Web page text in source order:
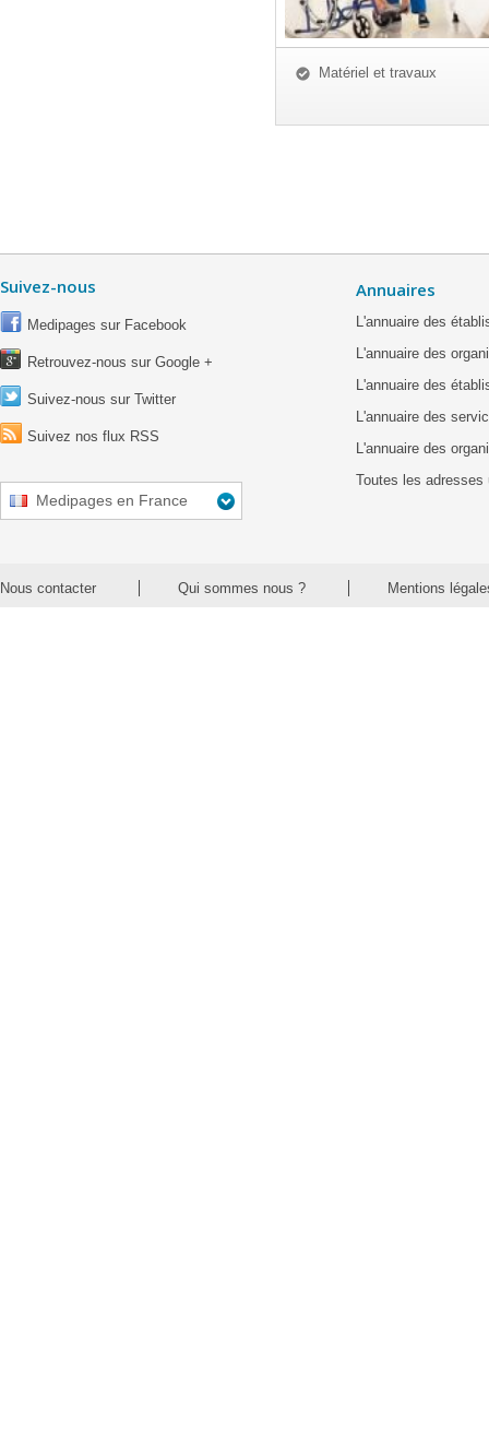
Matériel et travaux
Suivez-nous
Medipages sur Facebook
Retrouvez-nous sur Google +
Suivez-nous sur Twitter
Suivez nos flux RSS
Medipages en France
Annuaires
L'annuaire des
L'annuaire des
L'annuaire des
L'annuaire des
L'annuaire des
Toutes les adresses
Nous contacter Qui sommes nous ? Mentions